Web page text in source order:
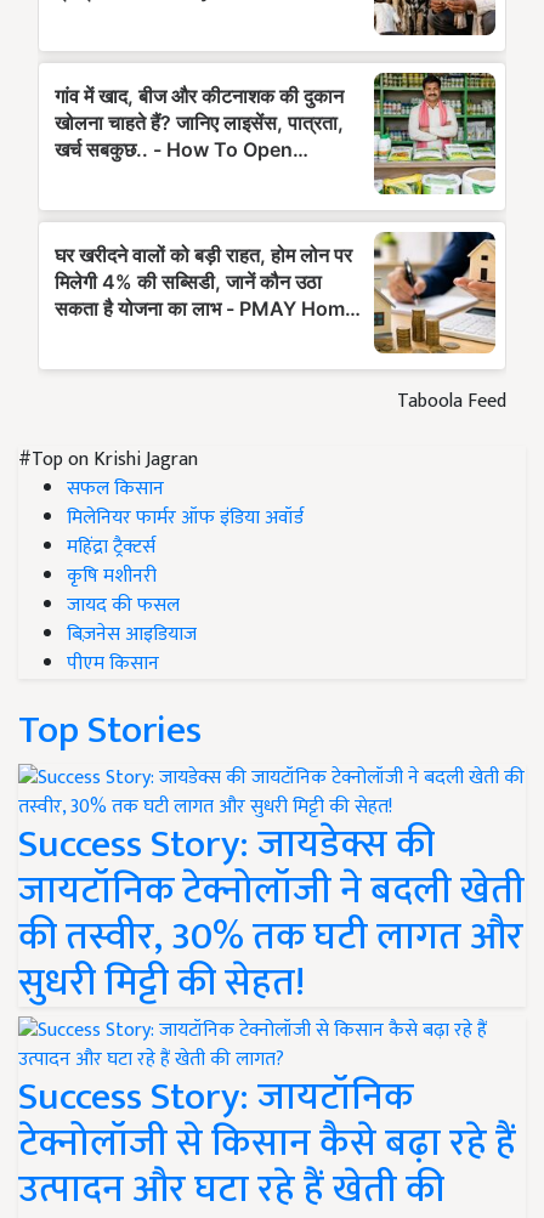
Taboola Feed
#Top on Krishi Jagran
सफल किसान
मिलेनियर फार्मर ऑफ इंडिया अवॉर्ड
महिंद्रा ट्रैक्टर्स
कृषि मशीनरी
जायद की फसल
बिज़नेस आइडियाज
पीएम किसान
Top Stories
Success Story: जायडेक्स की
जायटॉनिक टेक्नोलॉजी ने बदली खेती
की तस्वीर, 30% तक घटी लागत और
सुधरी मिट्टी की सेहत!
Success Story: जायटॉनिक
टेक्नोलॉजी से किसान कैसे बढ़ा रहे हैं
उत्पादन और घटा रहे हैं खेती की